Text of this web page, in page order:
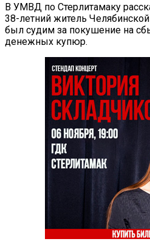
В УМВД по Стерлитамаку
38-летний житель
был судим за покушение на
денежных купюр.